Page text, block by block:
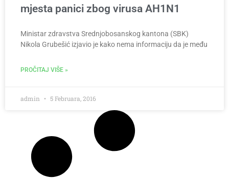
mjesta panici zbog virusa AH1N1
Ministar zdravstva Srednjobosanskog kantona (SBK)
Nikola Grubešić izjavio je kako nema informaciju da je među
PROČITAJ VIŠE »
admin 5 Februara, 2016